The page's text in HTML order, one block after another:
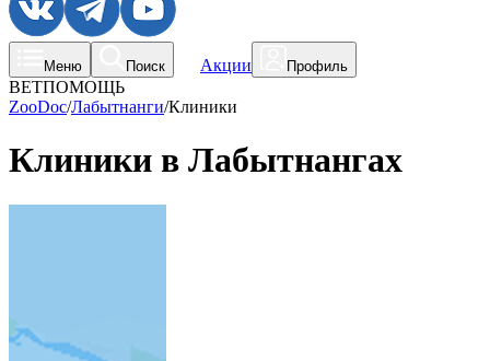
Меню Поиск Акции Профиль
ВЕТПОМОЩЬ
ZooDoc/Лабытнанги/Клиники
Клиники в Лабытнангах